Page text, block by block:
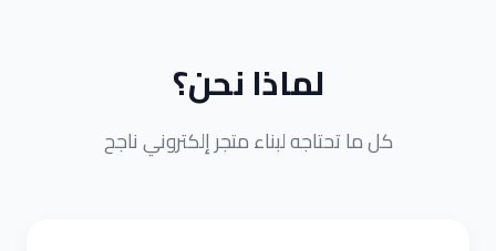
لماذا نحن؟
كل ما تحتاجه لبناء متجر إلكتروني ناجح